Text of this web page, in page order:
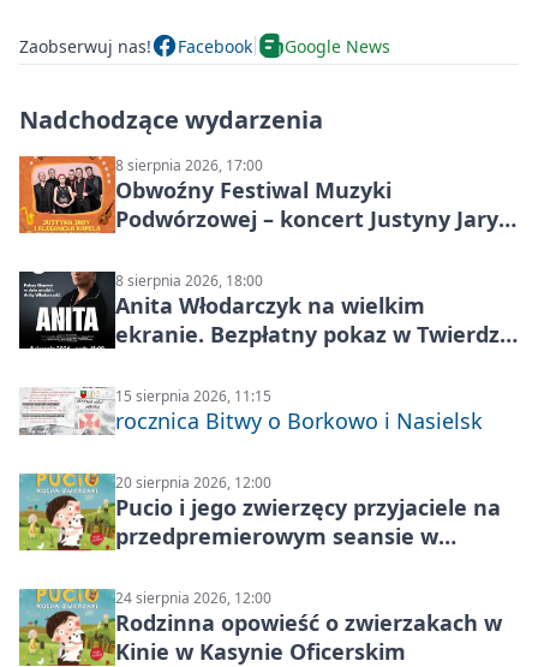
Zaobserwuj nas! Facebook Google News
Nadchodzące wydarzenia
8 sierpnia 2026, 17:00
Obwoźny Festiwal Muzyki
Podwórzowej – koncert Justyny Jary i
8 sierpnia 2026, 18:00
Anita Włodarczyk na wielkim
ekranie. Bezpłatny pokaz w Twierdzy
15 sierpnia 2026, 11:15
rocznica Bitwy o Borkowo i Nasielsk
20 sierpnia 2026, 12:00
Pucio i jego zwierzęcy przyjaciele na
przedpremierowym seansie w
24 sierpnia 2026, 12:00
Rodzinna opowieść o zwierzakach w
Kinie w Kasynie Oficerskim